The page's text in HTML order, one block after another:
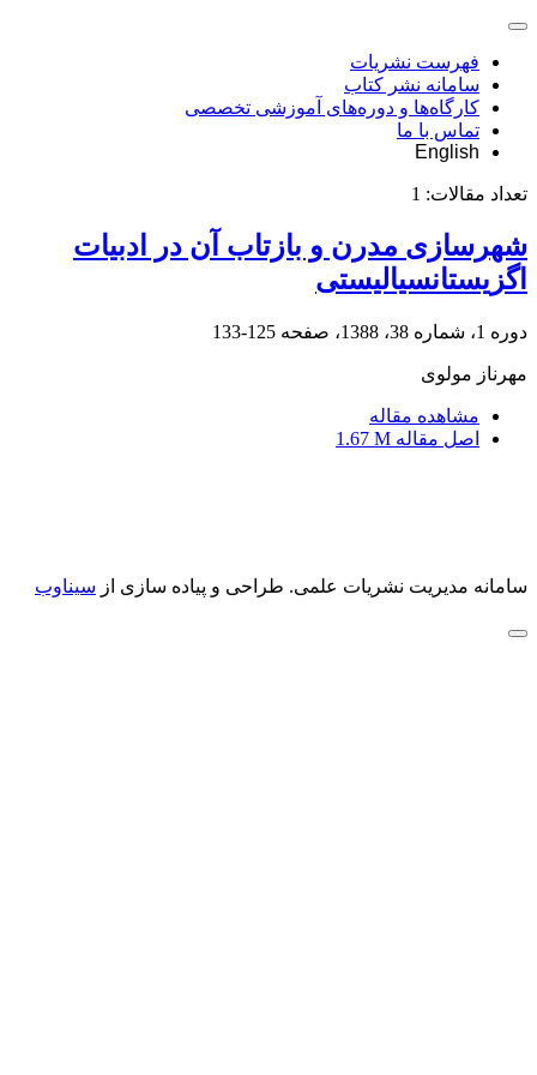
فهرست نشریات
سامانه نشر کتاب
کارگاه‌ها و دوره‌های آموزشی تخصصی
تماس با ما
English
تعداد مقالات: 1
شهرسازی مدرن و بازتاب آن در ادبیات
اگزیستانسیالیستی
دوره 1، شماره 38، 1388، صفحه 125-133
مهرناز مولوی
مشاهده مقاله
اصل مقاله 1.67 M
سامانه مدیریت نشریات علمی. طراحی و پیاده سازی از سیناوب